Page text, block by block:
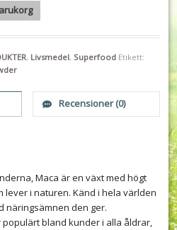
mängd
, Livsmedel, Superfood Etikett:
Recensioner (0)
Maca är en växt med högt
lever i naturen. Känd i hela världen
näringsämnen den ger.
bland kunder i alla åldrar,